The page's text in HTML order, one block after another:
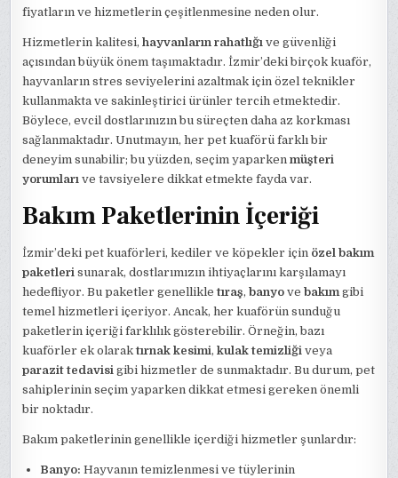
fiyatların ve hizmetlerin çeşitlenmesine neden olur.
Hizmetlerin kalitesi,hayvanların rahatlığı ve güvenliği
açısından büyük önem taşımaktadır. İzmir’deki birçok kuaför,
hayvanların stres seviyelerini azaltmak için özel teknikler
kullanmakta ve sakinleştirici ürünler tercih etmektedir.
Böylece, evcil dostlarınızın bu süreçten daha az korkması
sağlanmaktadır. Unutmayın, her pet kuaförü farklı bir
deneyim sunabilir; bu yüzden, seçim yaparkenmüşteri
yorumları ve tavsiyelere dikkat etmekte fayda var.
Bakım Paketlerinin İçeriği
İzmir’deki pet kuaförleri, kediler ve köpekler için özel bakım
paketleri sunarak, dostlarımızın ihtiyaçlarını karşılamayı
hedefliyor. Bu paketler genellikletıraş,banyo vebakımgibi
temel hizmetleri içeriyor. Ancak, her kuaförün sunduğu
paketlerin içeriği farklılık gösterebilir. Örneğin, bazı
kuaförler ek olaraktırnak kesimi,kulak temizliği veya
parazit tedavisi gibi hizmetler de sunmaktadır. Bu durum, pet
sahiplerinin seçim yaparken dikkat etmesi gereken önemli
bir noktadır.
Bakım paketlerinin genellikle içerdiği hizmetler şunlardır:
Banyo: Hayvanın temizlenmesi ve tüylerinin